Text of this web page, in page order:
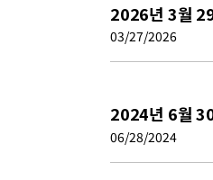
2026년 3월
03/27/2026
2024년 6월
06/28/2024